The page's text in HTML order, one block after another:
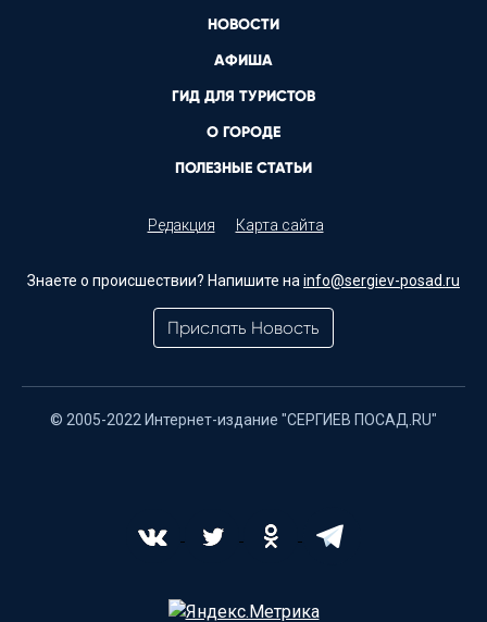
НОВОСТИ
АФИША
ГИД ДЛЯ ТУРИСТОВ
О ГОРОДЕ
ПОЛЕЗНЫЕ СТАТЬИ
Редакция Карта сайта
Знаете о происшествии? Напишите на info@sergiev-posad.ru
Прислать Новость
© 2005-2022 Интернет-издание "СЕРГИЕВ ПОСАД.RU"